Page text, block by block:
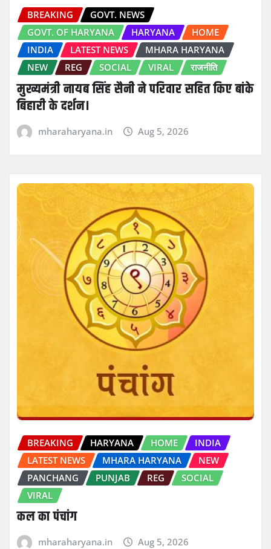
BREAKING
GOVT. NEWS
GOVT. OF HARYANA
HARYANA
HOME
INDIA
LATEST NEWS
MHARA HARYANA
NEW
REG SOCIAL VIRAL राजनीति
मुख्यमंत्री नायब सिंह सैनी ने परिवार सहित किए बांके
बिहारी के दर्शन।
mharaharyana.in Aug 5, 2026
BREAKING HARYANA HOME
INDIA
LATEST NEWS
MHARA HARYANA
NEW
PANCHANG
PUNJAB REG
SOCIAL
VIRAL
कल का पंचांग
mharaharyana.in Aug 5, 2026